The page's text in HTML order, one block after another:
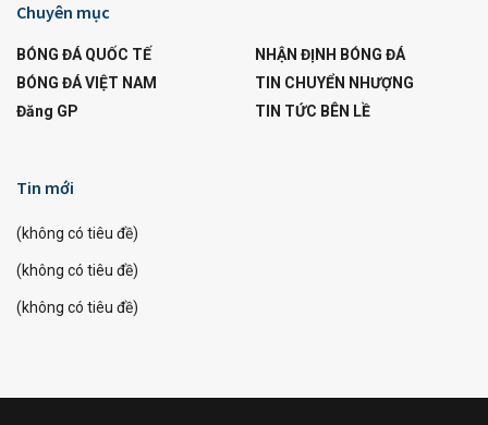
Chuyên mục
BÓNG ĐÁ QUỐC TẾ
BÓNG ĐÁ VIỆT NAM
Đăng GP
NHẬN ĐỊNH BÓNG ĐÁ
TIN CHUYỂN NHƯỢNG
TIN TỨC BÊN LỀ
Tin mới
(không có tiêu đề)
(không có tiêu đề)
(không có tiêu đề)